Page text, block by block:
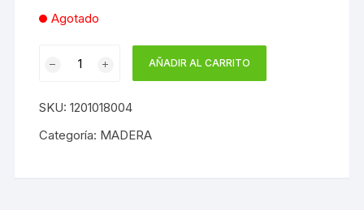
era:
Agotado
PENETRANTE
MADERA
FIJADOR
AÑADIR AL CARRITO
SKU:1201018004
Categoría: MADERA